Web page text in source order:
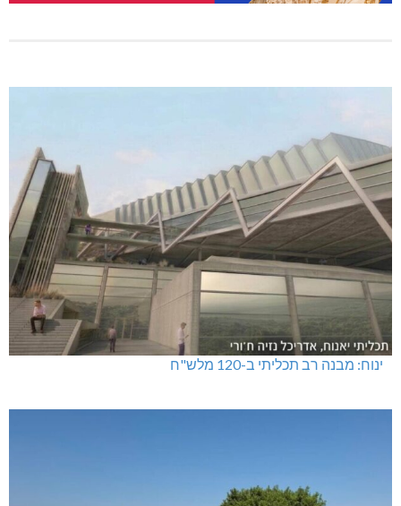
ינוח: מבנה רב תכליתי ב-120 מלש"ח